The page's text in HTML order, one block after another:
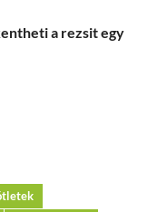
a rezsit egy